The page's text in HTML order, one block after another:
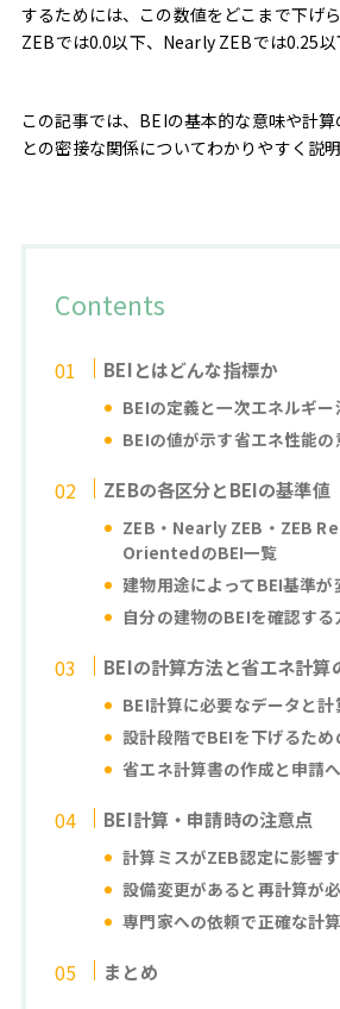
するためには、この数値をどこまで下げ
ZEBでは0.0以下、Nearly ZEBでは0.25以
この記事では、BEIの基本的な意味や計
との密接な関係についてわかりやすく説明
Contents
BEIとはどんな指標か
BEIの定義と一次エネルギ
BEIの値が示す省エネ性能の
ZEBの各区分とBEIの基準値
ZEB・Nearly ZEB・ZEB
OrientedのBEI一覧
建物用途によってBEI基準が
自分の建物のBEIを確認する
BEIの計算方法と省エネ計算
BEI計算に必要なデータと計
設計段階でBEIを下げるため
省エネ計算書の作成と申請
BEI計算・申請時の注意点
計算ミスがZEB認定に影響
設備変更があると再計算が
専門家への依頼で正確な計
まとめ